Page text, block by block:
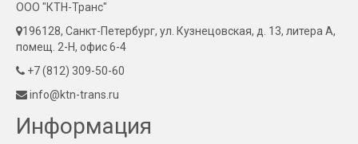
ООО "КТН-Транс"
196128, Санкт-Петербург, ул. Кузнецовская, д. 13, литера А,
помещ. 2-Н, офис 6-4
+7 (812) 309-50-60
info@ktn-trans.ru
Информация